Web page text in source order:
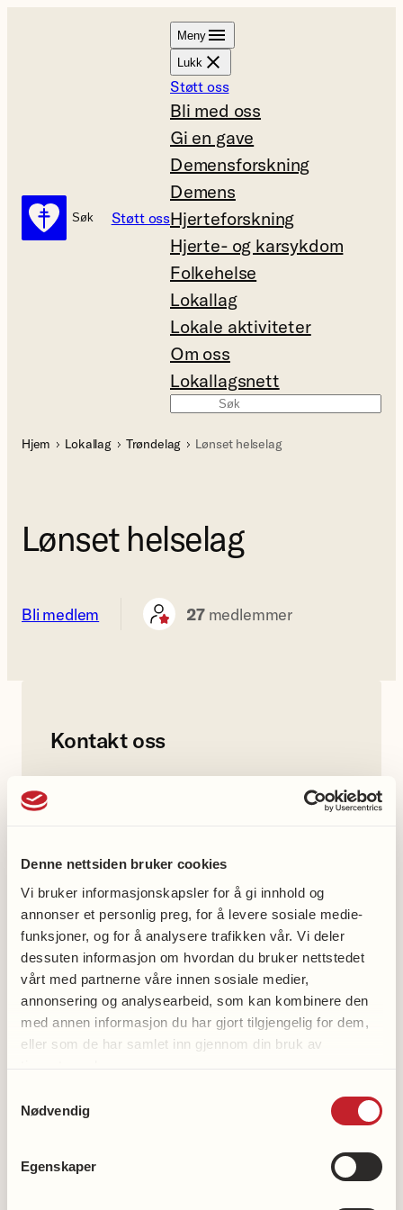
Denne nettsiden bruker cookies
Vi bruker informasjonskapsler for å gi innhold og
annonser et personlig preg, for å levere sosiale medie-
funksjoner, og for å analysere trafikken vår. Vi deler
dessuten informasjon om hvordan du bruker nettstedet
vårt med partnerne våre innen sosiale medier,
annonsering og analysearbeid, som kan kombinere den
med annen informasjon du har gjort tilgjengelig for dem,
eller som de har samlet inn gjennom din bruk av
Nødvendig
Egenskaper
Søk
Søk Støtt oss
Meny
Lukk
Støtt oss
Bli med oss
Gi en gave
Demensforskning
Demens
Hjerteforskning
Hjerte- og karsykdom
Folkehelse
Lokallag
Lokale aktiviteter
Om oss
Lokallagsnett
Hjem Lokallag Trøndelag Lønset helselag
Lønset helselag
Bli medlem 27medlemmer
Kontakt oss
Lokallagets leder
99474476
Lønset helselag gruppe
Facebook
Bli medlem
Støtt hjerteforskningen